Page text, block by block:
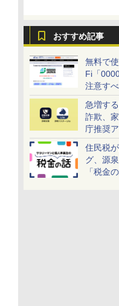
おすすめ記事
無料で
Fi「
注意す
急増す
詐欺、
庁推奨
しよう！
住民税
グ、源
「税金